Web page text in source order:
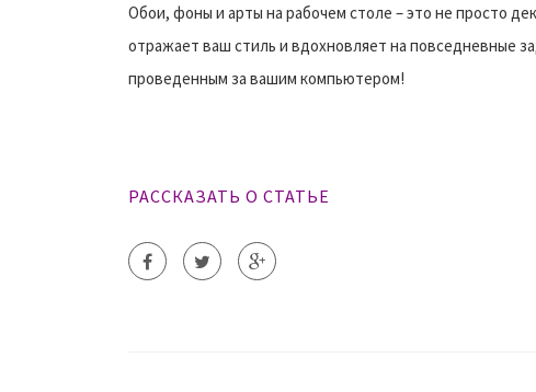
Обои, фоны и арты на рабочем столе – это не просто
отражает ваш стиль и вдохновляет на повседневные
проведенным за вашим компьютером!
РАССКАЗАТЬ О СТАТЬЕ